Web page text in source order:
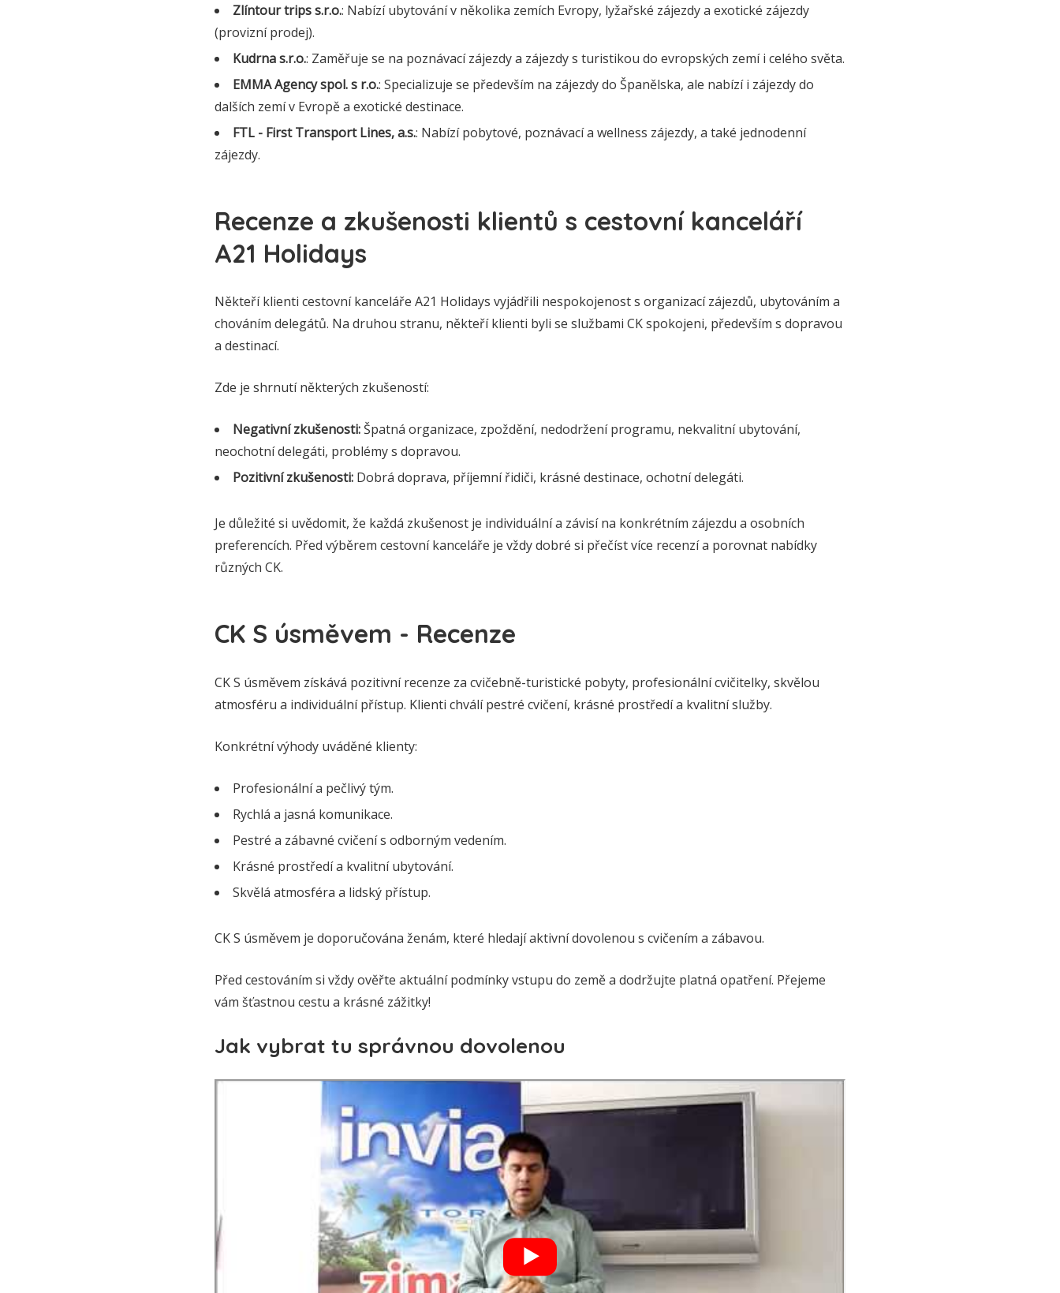
Zlíntour trips s.r.o.: Nabízí ubytování v několika zemích Evropy, lyžařské zájezdy a exotické zájezdy
(provizní prodej).
Kudrna s.r.o.: Zaměřuje se na poznávací zájezdy a zájezdy s turistikou do evropských zemí i celého světa.
EMMA Agency spol. s r.o.: Specializuje se především na zájezdy do Španělska, ale nabízí i zájezdy do
dalších zemí v Evropě a exotické destinace.
FTL - First Transport Lines, a.s.: Nabízí pobytové, poznávací a wellness zájezdy, a také jednodenní
zájezdy.
Recenze a zkušenosti klientů s cestovní kanceláří
A21 Holidays
Někteří klienti cestovní kanceláře A21 Holidays vyjádřili nespokojenost s organizací zájezdů, ubytováním a
chováním delegátů. Na druhou stranu, někteří klienti byli se službami CK spokojeni, především s dopravou
a destinací.
Zde je shrnutí některých zkušeností:
Negativní zkušenosti: Špatná organizace, zpoždění, nedodržení programu, nekvalitní ubytování,
neochotní delegáti, problémy s dopravou.
Pozitivní zkušenosti: Dobrá doprava, příjemní řidiči, krásné destinace, ochotní delegáti.
Je důležité si uvědomit, že každá zkušenost je individuální a závisí na konkrétním zájezdu a osobních
preferencích. Před výběrem cestovní kanceláře je vždy dobré si přečíst více recenzí a porovnat nabídky
různých CK.
CK S úsměvem - Recenze
CK S úsměvem získává pozitivní recenze za cvičebně-turistické pobyty, profesionální cvičitelky, skvělou
atmosféru a individuální přístup. Klienti chválí pestré cvičení, krásné prostředí a kvalitní služby.
Konkrétní výhody uváděné klienty:
Profesionální a pečlivý tým.
Rychlá a jasná komunikace.
Pestré a zábavné cvičení s odborným vedením.
Krásné prostředí a kvalitní ubytování.
Skvělá atmosféra a lidský přístup.
CK S úsměvem je doporučována ženám, které hledají aktivní dovolenou s cvičením a zábavou.
Před cestováním si vždy ověřte aktuální podmínky vstupu do země a dodržujte platná opatření. Přejeme
vám šťastnou cestu a krásné zážitky!
Jak vybrat tu správnou dovolenou